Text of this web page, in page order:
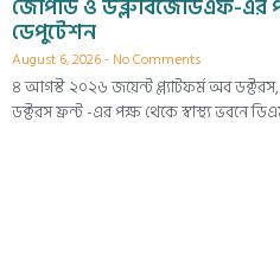
জেপিডি ও ডব্লুবিজেডিএফ-এর
ডেপুটেশন
August 6, 2026 No Comments
৪ আগস্ট ২০২৬ জয়েন্ট প্ল্যাটফর্ম অব
ডক্টরস ফ্রন্ট -এর পক্ষ থেকে স্বাস্থ্য ভবনে